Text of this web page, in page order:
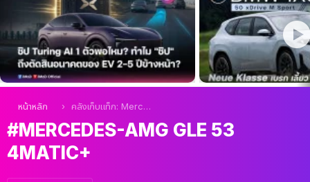
ล่าสุด
คุณอยู่ที่นี่:
หน้าหลัก คลังเก็บแท็ก: Mercedes-AMG GLE 53 4MATIC+
MERCEDES-AMG GLE 53
4MATIC+